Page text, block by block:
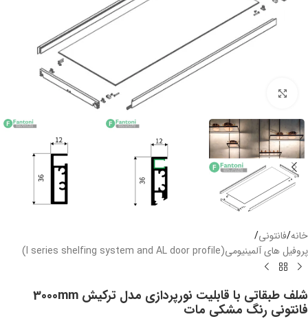
خانه/فانتونی/
پروفیل های آلمینیومی(I series shelfing system and AL door profile)
شلف طبقاتی با قابلیت نورپردازی مدل ترکیش 3000mm
فانتونی رنگ مشکی مات